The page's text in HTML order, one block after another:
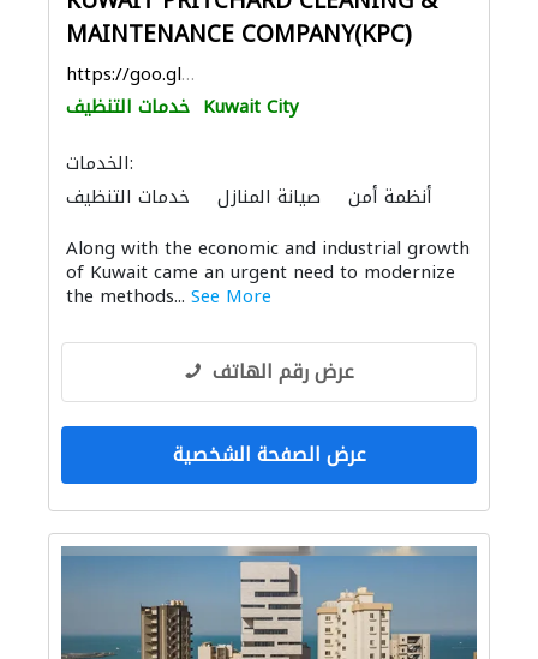
MAINTENANCE COMPANY(KPC)
https://goo.gl/maps/ut74gBP3p3Pptwzt9
خدمات التنظيف Kuwait City
الخدمات:
خدمات التنظيف
صيانة المنازل
أنظمة أمن
Along with the economic and industrial growth
of Kuwait came an urgent need to modernize
the methods... See More
عرض رقم الهاتف
عرض الصفحة الشخصية